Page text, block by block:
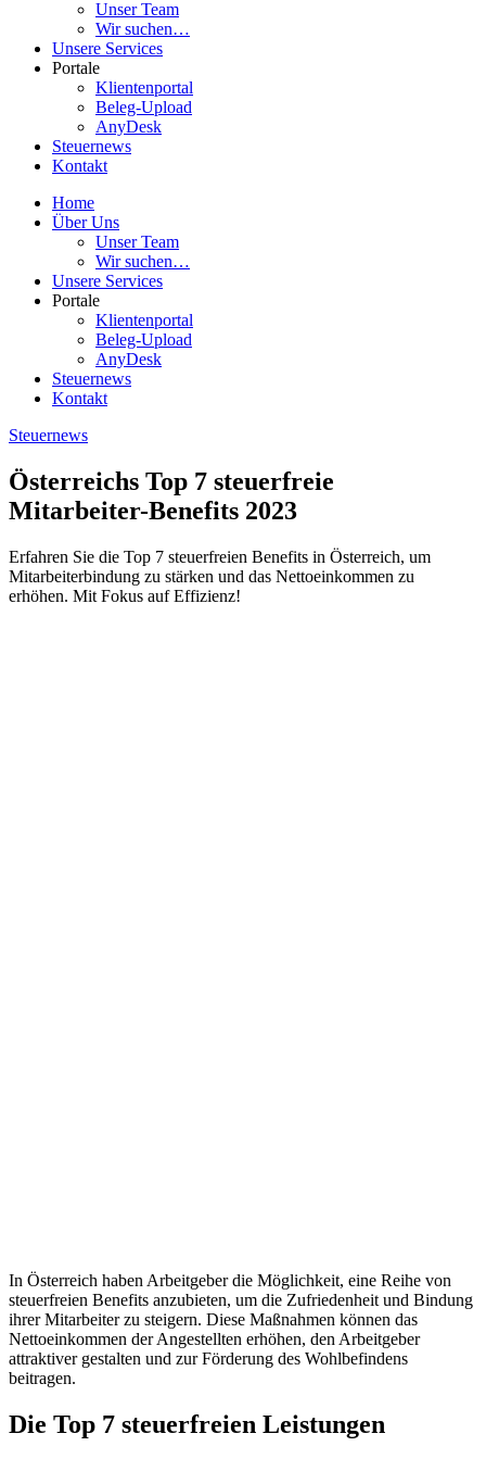
Unser Team
Wir suchen…
Unsere Services
Portale
Klientenportal
Beleg-Upload
AnyDesk
Steuernews
Kontakt
Home
Über Uns
Unser Team
Wir suchen…
Unsere Services
Portale
Klientenportal
Beleg-Upload
AnyDesk
Steuernews
Kontakt
Steuernews
Österreichs Top 7 steuerfreie
Mitarbeiter-Benefits 2023
Erfahren Sie die Top 7 steuerfreien Benefits in Österreich, um
Mitarbeiterbindung zu stärken und das Nettoeinkommen zu
erhöhen. Mit Fokus auf Effizienz!
In Österreich haben Arbeitgeber die Möglichkeit, eine Reihe von
steuerfreien Benefits anzubieten, um die Zufriedenheit und Bindung
ihrer Mitarbeiter zu steigern. Diese Maßnahmen können das
Nettoeinkommen der Angestellten erhöhen, den Arbeitgeber
attraktiver gestalten und zur Förderung des Wohlbefindens
beitragen.
Die Top 7 steuerfreien Leistungen